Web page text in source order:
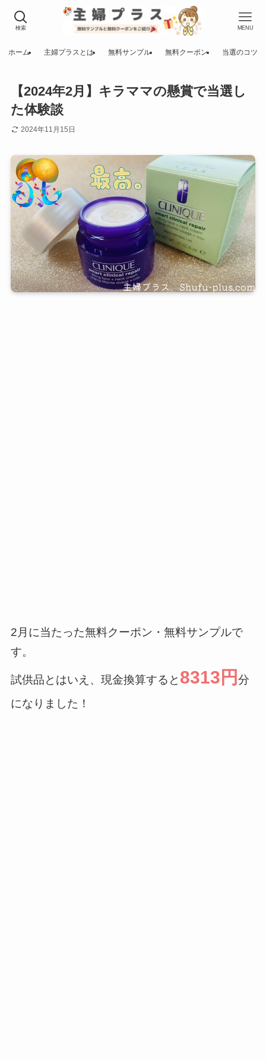
検索 MENU
ホーム 主婦プラスとは 無料サンプル 無料クーポン 当選のコツ
【2024年2月】キラママの懸賞で当選し
た体験談
2024年11月15日
2月に当たった無料クーポン・無料サンプルで
す。
試供品とはいえ、現金換算すると 8313円 分
になりました！